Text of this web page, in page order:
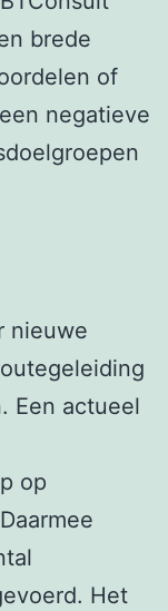
brede
of
negatieve
nieuwe
Een actueel
op
Het